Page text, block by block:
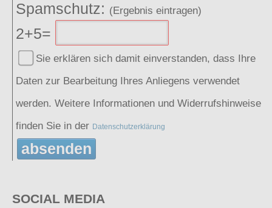
Spamschutz: (Ergebnis eintragen)
2+5=
Sie erklären sich damit einverstanden, dass Ihre
Daten zur Bearbeitung Ihres Anliegens verwendet
werden. Weitere Informationen und Widerrufshinweise
finden Sie in der Datenschutzerklärung
absenden
SOCIAL MEDIA